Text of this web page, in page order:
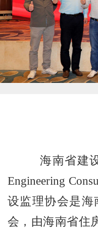
海南省建
Engineering
设监理协会是
会，由海南省住